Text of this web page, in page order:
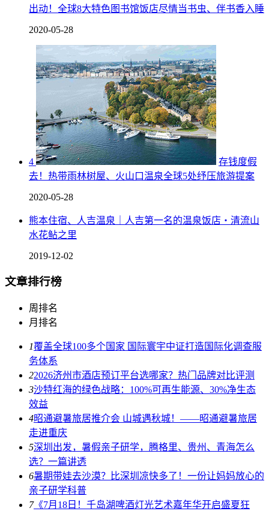
出动！全球8大特色图书馆饭店尽情当书虫、伴书香入睡
2020-05-28
4
存钱度假
去！热带雨林树屋、火山口温泉全球5处纾压旅游提案
2020-05-28
熊本住宿、人吉温泉｜人吉第一名的温泉饭店・清流山
水花鲇之里
2019-12-02
文章排行榜
周排名
月排名
1覆盖全球100多个国家 国际寰宇中证打造国际化调查服
务体系
22026济州市酒店预订平台选哪家？热门品牌对比评测
3沙特红海的绿色战略：100%可再生能源、30%净生态
效益
4昭通避暑旅居推介会 山城遇秋城！——昭通避暑旅居
走进重庆
5深圳出发，暑假亲子研学，腾格里、贵州、青海怎么
选？一篇讲透
6暑期带娃去沙漠？比深圳凉快多了！一份让妈妈放心的
亲子研学科普
7《7月18日！千岛湖啤酒灯光艺术嘉年华开启盛夏狂